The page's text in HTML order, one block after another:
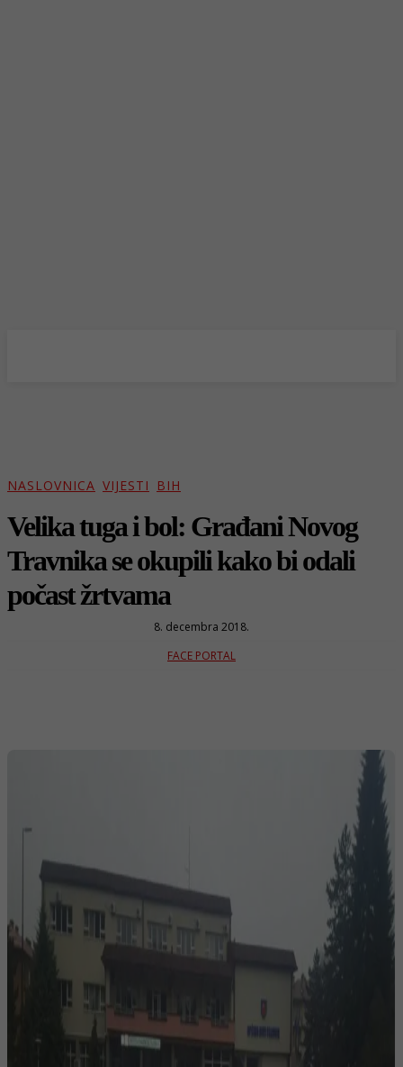
NASLOVNICA VIJESTI BIH
Velika tuga i bol: Građani Novog
Travnika se okupili kako bi odali
počast žrtvama
8. decembra 2018.
FACE PORTAL